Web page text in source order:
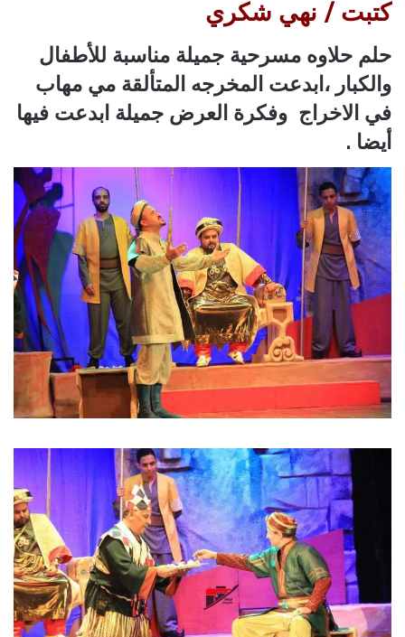
كتبت / نهي شكري
حلم حلاوه مسرحية جميلة مناسبة للأطفال
والكبار ،ابدعت المخرجه المتألقة مي مهاب
في الاخراج وفكرة العرض جميلة ابدعت فيها
أيضا .